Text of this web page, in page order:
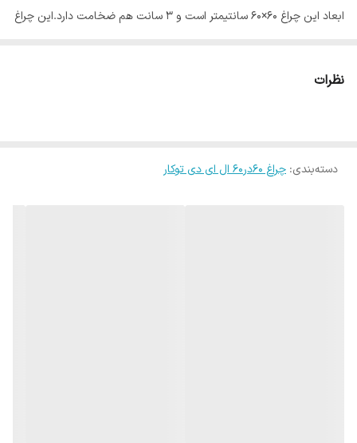
ابعاد 60x60x3 سانتی‌متر
ابعاد این چراغ 60×60 سانتیمتر است و 3 سانت هم ضخامت دارد.این چراغ
باشد.
نظرات
دسته‌بندی: چراغ 60در60 ال ای دی توکار